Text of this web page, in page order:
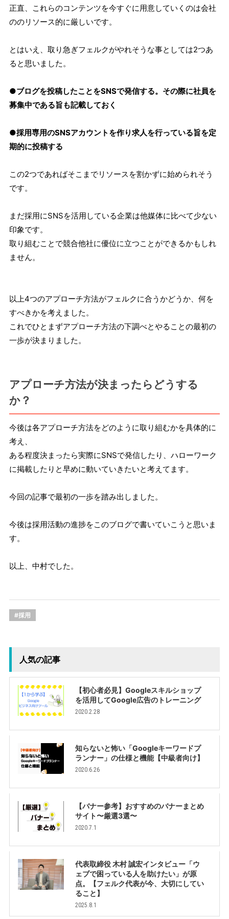
正直、これらのコンテンツを今すぐに用意していくのは会社
ののリソース的に厳しいです。
とはいえ、取り急ぎフェルクがやれそうな事としては2つあ
ると思いました。
●ブログを投稿したことをSNSで発信する。その際に社員を
募集中である旨も記載しておく
●採用専用のSNSアカウントを作り求人を行っている旨を定
期的に投稿する
この2つであればそこまでリソースを割かずに始められそう
です。
まだ採用にSNSを活用している企業は他媒体に比べて少ない
印象です。
取り組むことで競合他社に優位に立つことができるかもしれ
ません。
以上4つのアプローチ方法がフェルクに合うかどうか、何を
すべきかを考えました。
これでひとまずアプローチ方法の下調べとやることの最初の
一歩が決まりました。
アプローチ方法が決まったらどうする
か？
今後は各アプローチ方法をどのように取り組むかを具体的に
考え、
ある程度決まったら実際にSNSで発信したり、ハローワーク
に掲載したりと早めに動いていきたいと考えてます。
今回の記事で最初の一歩を踏み出しました。
今後は採用活動の進捗をこのブログで書いていこうと思いま
す。
以上、中村でした。
#採用
人気の記事
【初心者必見】Googleスキルショップ
を活用してGoogle広告のトレーニング
2020.2.28
知らないと怖い「Googleキーワードプ
ランナー」の仕様と機能【中級者向け】
2020.6.26
【バナー参考】おすすめのバナーまとめ
サイト〜厳選3選〜
2020.7.1
代表取締役 木村 誠宏インタビュー「ウ
ェブで困っている人を助けたい」が原
点。【フェルク代表が今、大切にしてい
ること】
2025.8.1